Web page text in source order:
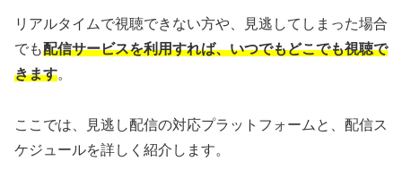
リアルタイムで視聴できない方や、見逃してしまった場合
でも配信サービスを利用すれば、いつでもどこでも視聴で
きます。
ここでは、見逃し配信の対応プラットフォームと、配信ス
ケジュールを詳しく紹介します。